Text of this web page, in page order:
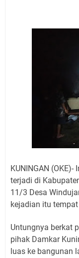
KUNINGAN
terjadi di
11/3 Desa
kejadian itu
Untungnya berkat
pihak Damkar
luas ke bangunan